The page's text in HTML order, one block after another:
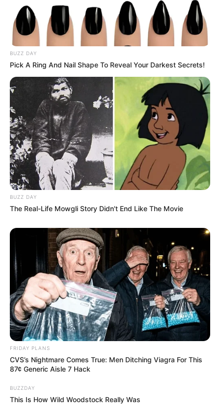
BUZZ DAY
Pick A Ring And Nail Shape To Reveal Your Darkest Secrets!
BUZZ DAY
The Real-Life Mowgli Story Didn't End Like The Movie
FRIDAY PLANS
CVS’s Nightmare Comes True: Men Ditching Viagra For This
87¢ Generic Aisle 7 Hack
BUZZDAY
This Is How Wild Woodstock Really Was